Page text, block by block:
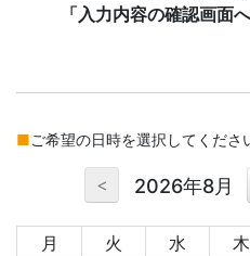
「入力内容の確認画面
ご希望の日時を選択してくださ
< 2026年8月
月 火 水 木